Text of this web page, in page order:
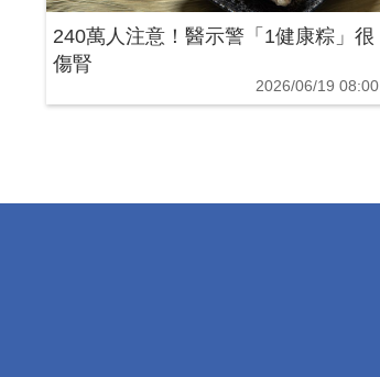
240萬人注意！醫示警「1健康粽」很
傷腎
2026/06/19 08:00